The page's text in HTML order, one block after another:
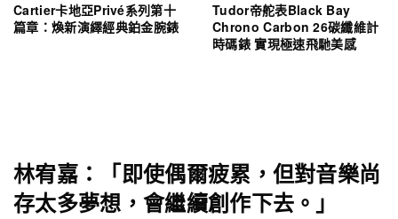
Cartier卡地亞Privé系列第十
篇章：煥新演繹經典鉑金腕錶
Tudor帝舵表Black Bay
Chrono Carbon 26碳纖維計
時碼錶 實現極速飛馳美感
林宥嘉：「即使偶爾疲累，但對音樂尚
存太多夢想，會繼續創作下去。」